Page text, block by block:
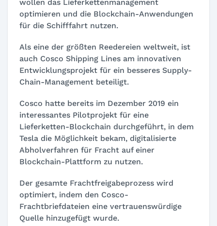
wollen das Lieferkettenmanagement
optimieren und die Blockchain-Anwendungen
für die Schifffahrt nutzen.
Als eine der größten Reedereien weltweit, ist
auch Cosco Shipping Lines am innovativen
Entwicklungsprojekt für ein besseres Supply-
Chain-Management beteiligt.
Cosco hatte bereits im Dezember 2019 ein
interessantes Pilotprojekt für eine
Lieferketten-Blockchain durchgeführt, in dem
Tesla die Möglichkeit bekam, digitalisierte
Abholverfahren für Fracht auf einer
Blockchain-Plattform zu nutzen.
Der gesamte Frachtfreigabeprozess wird
optimiert, indem den Cosco-
Frachtbriefdateien eine vertrauenswürdige
Quelle hinzugefügt wurde.